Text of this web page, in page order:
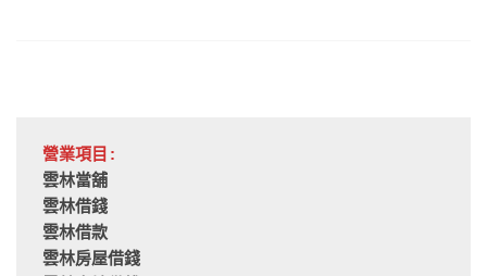
營業項目:
雲林當舖
雲林借錢
雲林借款
雲林房屋借錢